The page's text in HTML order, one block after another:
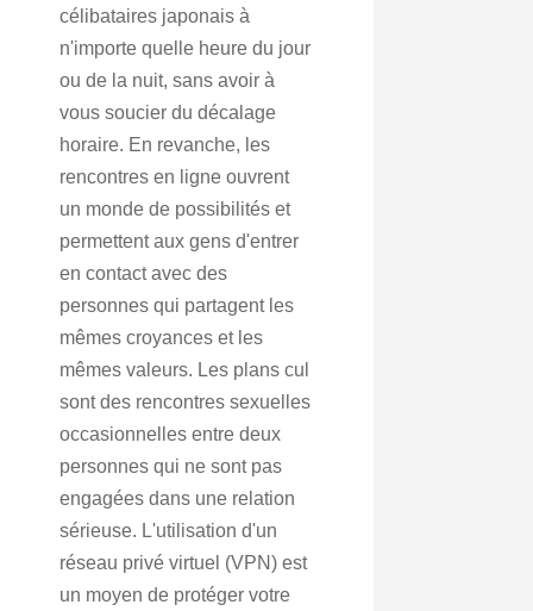
célibataires japonais à
n'importe quelle heure du jour
ou de la nuit, sans avoir à
vous soucier du décalage
horaire. En revanche, les
rencontres en ligne ouvrent
un monde de possibilités et
permettent aux gens d'entrer
en contact avec des
personnes qui partagent les
mêmes croyances et les
mêmes valeurs. Les plans cul
sont des rencontres sexuelles
occasionnelles entre deux
personnes qui ne sont pas
engagées dans une relation
sérieuse. L'utilisation d'un
réseau privé virtuel (VPN) est
un moyen de protéger votre